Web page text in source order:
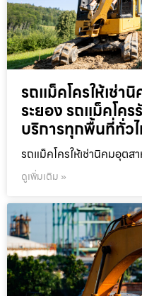
รถแม็คโครให้เช่า
ระยอง รถแม็คโคร
บริการทุกพื้นที่ทั่ว
รถแม็คโครให้เช่านิคมอุตส
ดูเพิ่มเติม »